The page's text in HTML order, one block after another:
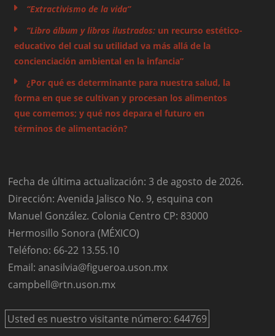
“Extractivismo de la vida”
“Libro álbum y libros ilustrados: un recurso estético-
educativo del cual su utilidad va más allá de la
concienciación ambiental en la infancia”
¿Por qué es determinante para nuestra salud, la
forma en que se cultivan y procesan los alimentos
que comemos; y qué nos depara el futuro en
términos de alimentación?
Fecha de última actualización: 3 de agosto de 2026.
Dirección: Avenida Jalisco No. 9, esquina con
Manuel González. Colonia Centro CP: 83000
Hermosillo Sonora (MÉXICO)
Teléfono: 66-22 13.55.10
Email: anasilvia@figueroa.uson.mx
campbell@rtn.uson.mx
Usted es nuestro visitante número: 644769